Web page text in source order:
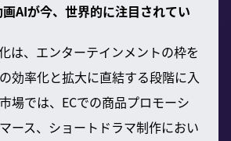
AIが今、世界的に注目されてい
は、エンターテインメントの枠を
効率化と拡大に直結する段階に入
場では、ECでの商品プロモーシ
ース、ショートドラマ制作におい